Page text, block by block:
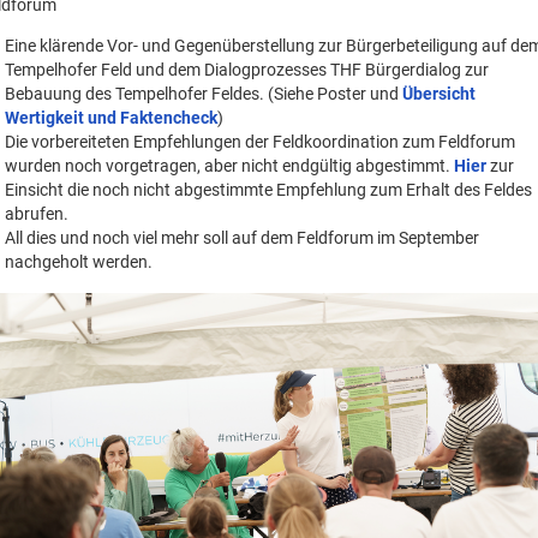
Eine klärende Vor- und Gegenüberstellung zur Bürgerbeteiligung auf
Tempelhofer Feld und dem Dialogprozesses THF Bürgerdialog zur
Bebauung des Tempelhofer Feldes. (Siehe Poster undÜbersicht
Wertigkeit und Faktencheck)
Die vorbereiteten Empfehlungen der Feldkoordination zum Feldforum
wurden noch vorgetragen, aber nicht endgültig abgestimmt.Hierzur
Einsicht die noch nicht abgestimmte Empfehlung zum Erhalt des Feldes
abrufen.
All dies und noch viel mehr soll auf dem Feldforum im September
nachgeholt werden.